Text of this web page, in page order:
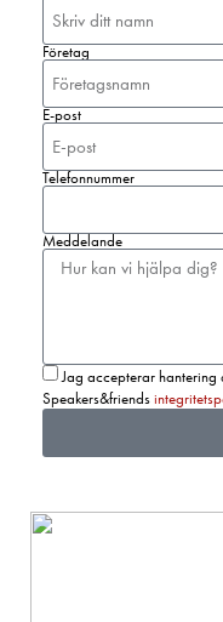
Företag
E-post
Telefonnummer
Meddelande
Jag accepterar hantering
Speakers&friends